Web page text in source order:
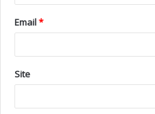
Tags Aurea Fábia
Email*
Site